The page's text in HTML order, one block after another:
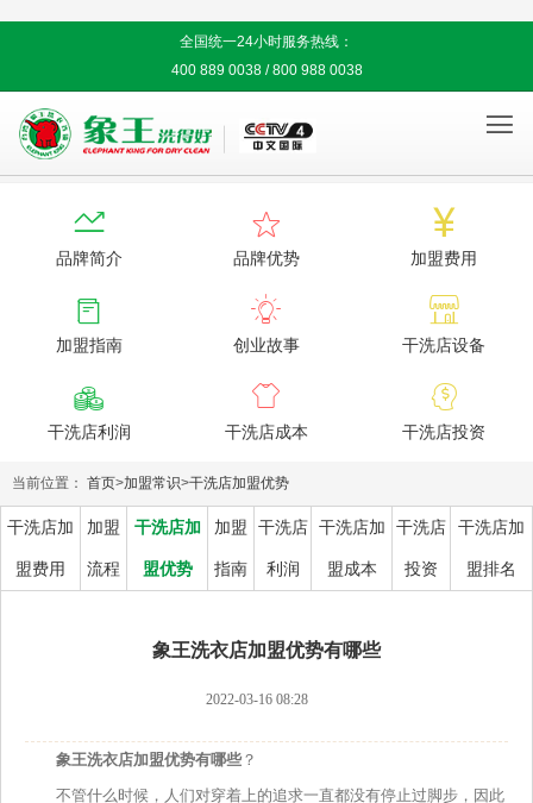
全国统一24小时服务热线：
400 889 0038 / 800 988 0038


品牌简介

品牌优势

加盟费用

加盟指南

创业故事

干洗店设备

干洗店利润

干洗店成本

干洗店投资
当前位置： 首页>加盟常识>干洗店加盟优势
干洗店加
盟费用
加盟
流程
干洗店加
盟优势
加盟
指南
干洗店
利润
干洗店加
盟成本
干洗店
投资
干洗店加
盟排名
象王洗衣店加盟优势有哪些
2022-03-16 08:28
象王洗衣店加盟优势有哪些？
不管什么时候，人们对穿着上的追求一直都没有停止过脚步，因此